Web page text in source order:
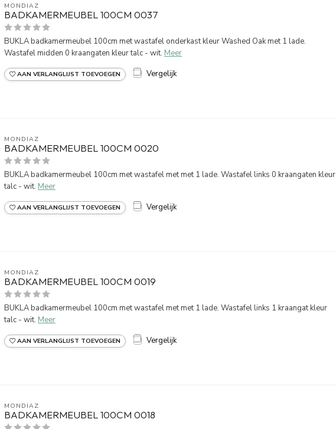
MONDIAZ
BADKAMERMEUBEL 100CM 0037
BUKLA badkamermeubel 100cm met wastafel onderkast kleur Washed Oak met 1 lade.
Wastafel midden 0 kraangaten kleur talc - wit. Meer
AAN VERLANGLIJST TOEVOEGEN Vergelijk
MONDIAZ
BADKAMERMEUBEL 100CM 0020
BUKLA badkamermeubel 100cm met wastafel met met 1 lade. Wastafel links 0 kraangaten kleur
talc - wit. Meer
AAN VERLANGLIJST TOEVOEGEN Vergelijk
MONDIAZ
BADKAMERMEUBEL 100CM 0019
BUKLA badkamermeubel 100cm met wastafel met met 1 lade. Wastafel links 1 kraangat kleur
talc - wit. Meer
AAN VERLANGLIJST TOEVOEGEN Vergelijk
MONDIAZ
BADKAMERMEUBEL 100CM 0018